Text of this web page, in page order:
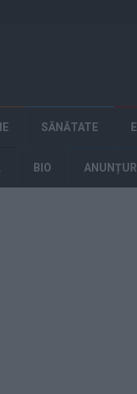
SĂNĂTATE
BIO ANUNȚURI